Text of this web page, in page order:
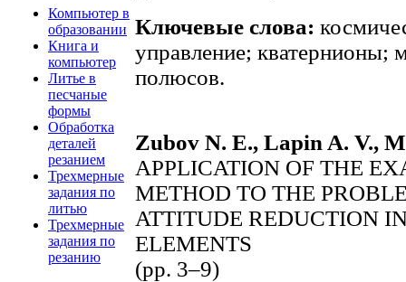
Компьютер в
образовании
Книга и
компьютер
Литье в
песчаные
формы
Обработка
деталей
резанием
Трехмерные
задания по
литью
Трехмерные
задания по
резанию
Ключевые слова:
управление; кватернионы;
полюсов.
Zubov N. E., Lapin A. V.,
APPLICATION OF THE
METHOD TO THE
ATTITUDE REDUCTION
ELEMENTS
(pp. 3–9)